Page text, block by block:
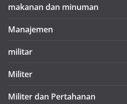
makanan dan minuman
Manajemen
militar
Militer
Militer dan Pertahanan